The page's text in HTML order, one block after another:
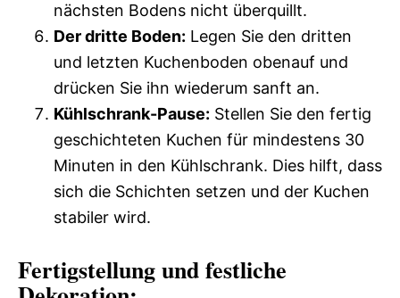
nächsten Bodens nicht überquillt.
Der dritte Boden: Legen Sie den dritten
und letzten Kuchenboden obenauf und
drücken Sie ihn wiederum sanft an.
Kühlschrank-Pause: Stellen Sie den fertig
geschichteten Kuchen für mindestens 30
Minuten in den Kühlschrank. Dies hilft, dass
sich die Schichten setzen und der Kuchen
stabiler wird.
Fertigstellung und festliche